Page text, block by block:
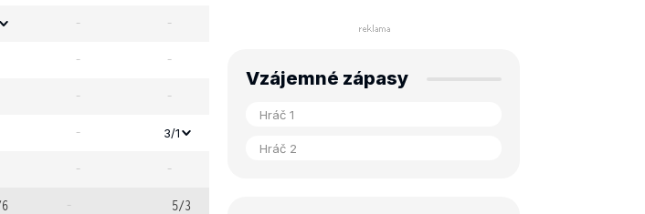
- -
- -
- -
- 3/1
- -
- 5/3
Vzájemné zápasy